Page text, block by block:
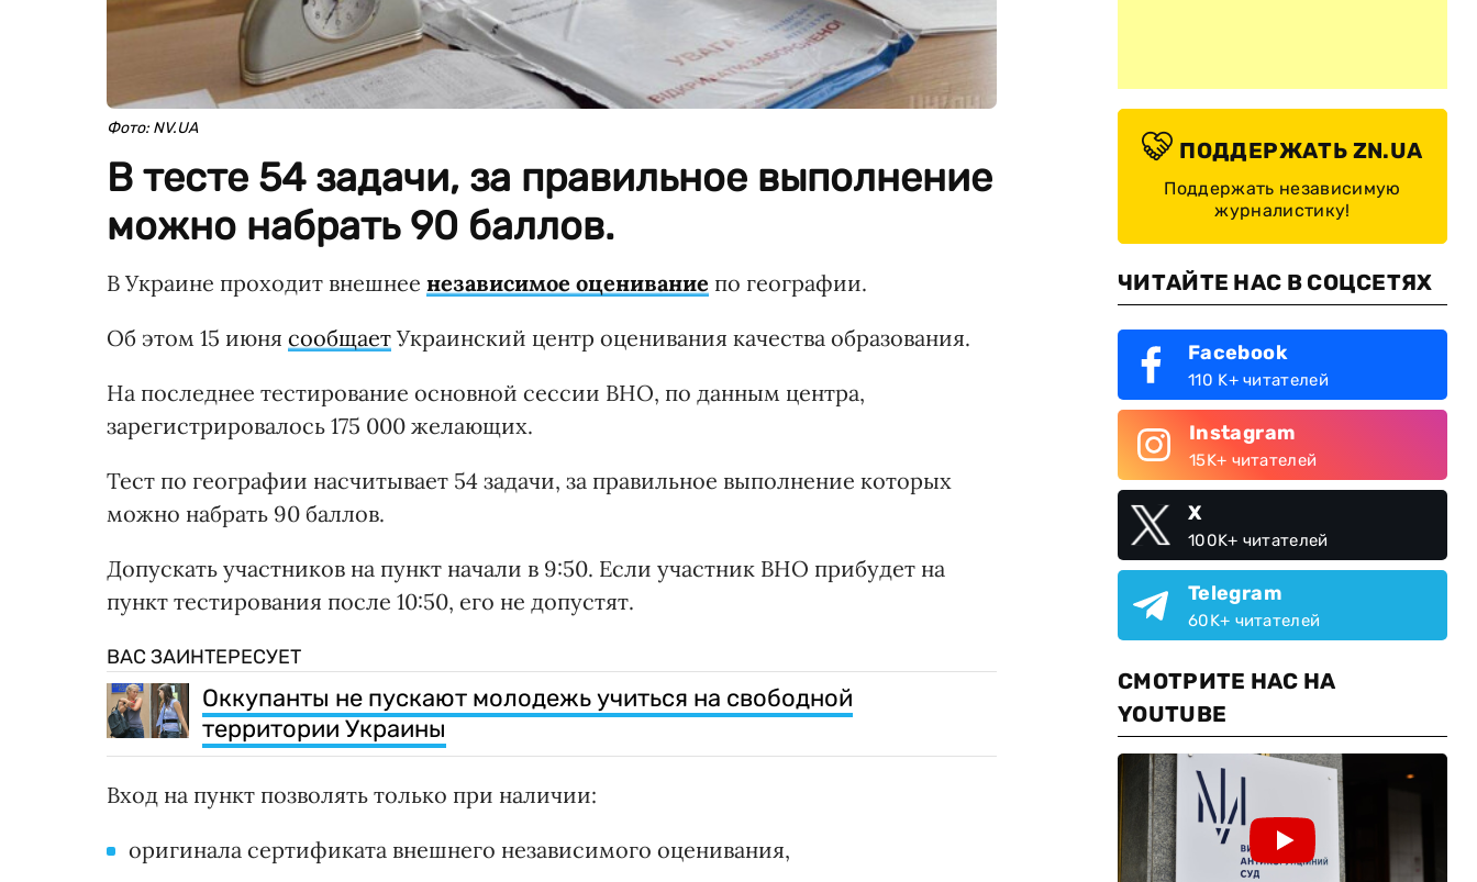
Фото: NV.UA
В тесте 54 задачи, за правильное выполнение
можно набрать 90 баллов.
В Украине проходит внешнее независимое оценивание по географии.
Об этом 15 июня сообщает Украинский центр оценивания качества образования.
На последнее тестирование основной сессии ВНО, по данным центра,
зарегистрировалось 175 000 желающих.
Тест по географии насчитывает 54 задачи, за правильное выполнение которых
можно набрать 90 баллов.
Допускать участников на пункт начали в 9:50. Если участник ВНО прибудет на
пункт тестирования после 10:50, его не допустят.
ВАС ЗАИНТЕРЕСУЕТ
Оккупанты не пускают молодежь учиться на свободной
территории Украины
Вход на пункт позволять только при наличии:
оригинала сертификата внешнего независимого оценивания,
ПОДДЕРЖАТЬ ZN.UA
Поддержать независимую
журналистику!
ЧИТАЙТЕ НАС В СОЦСЕТЯХ
Facebook
110 K+ читателей
Instagram
15K+ читателей
X
100K+ читателей
Telegram
60K+ читателей
СМОТРИТЕ НАС НА
YOUTUBE